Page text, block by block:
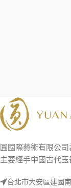
圓國際藝術有限公
主要經手中國古代
台北市大安區建國